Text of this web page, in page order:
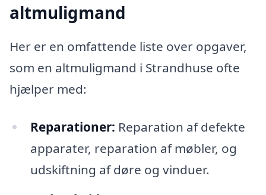
altmuligmand
Her er en omfattende liste over opgaver,
som en altmuligmand i Strandhuse ofte
hjælper med:
Reparationer: Reparation af defekte
apparater, reparation af møbler, og
udskiftning af døre og vinduer.